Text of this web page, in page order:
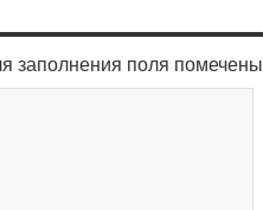
заполнения поля помечены